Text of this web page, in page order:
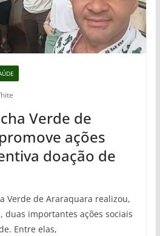
Verde de
ações
doação de
Verde de Araraquara realizou,
duas importantes ações sociais
Entre elas,